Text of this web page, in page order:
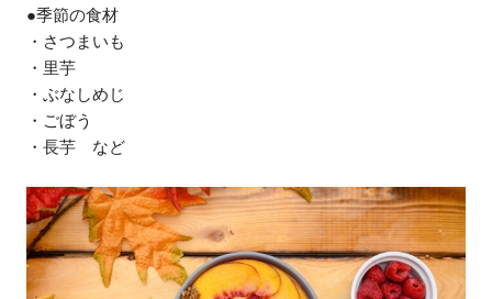
●季節の食材
・さつまいも
・里芋
・ぶなしめじ
・ごぼう
・長芋 など